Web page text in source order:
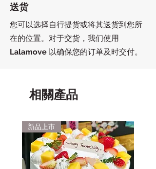
送货
您可以选择自行提货或将其送货到您所
在的位置。对于交货，我们使用
Lalamove 以确保您的订单及时交付。
相關產品
新品上市